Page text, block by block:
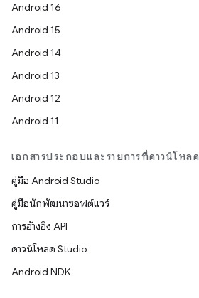
Android 16
Android 15
Android 14
Android 13
Android 12
Android 11
เอกสารประกอบและรายการที่ดาวน์โหลด
คู่มือ Android Studio
คู่มือนักพัฒนาซอฟต์แวร์
การอ้างอิง API
ดาวน์โหลด Studio
Android NDK